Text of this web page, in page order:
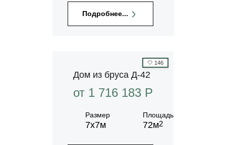
Подробнее...
🤍 146
Дом из бруса Д-42
от 1 716 183 P
Размер
7х7м
Площадь
72м2